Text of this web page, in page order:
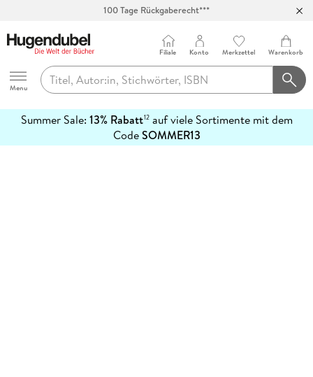
100 Tage Rückgaberecht***
Hugendubel
Menu
Filiale Konto Merkzettel Warenkorb
Summer Sale: 13% Rabatt12auf viele Sortimente mit dem
CodeSOMMER13
erfahren